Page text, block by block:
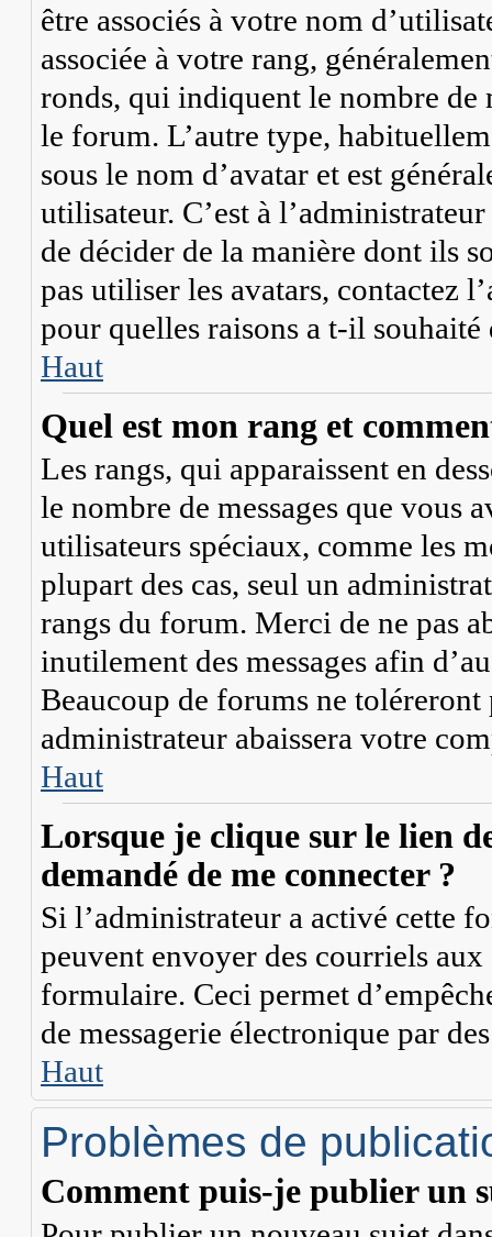
être associés à votre nom
associée à votre rang,
ronds, qui indiquent le nombre de
le forum. L’autre type,
sous le nom d’avatar et est
utilisateur. C’est à
de décider de la manière dont ils
pas utiliser les avatars, contactez
pour quelles raisons a t-il
Haut
Quel est mon rang et
Les rangs, qui apparaissent en
le nombre de messages que vous
utilisateurs spéciaux, comme les
plupart des cas, seul un
rangs du forum. Merci de ne pas
inutilement des messages afin
Beaucoup de forums ne
administrateur abaissera votre
Haut
Lorsque je clique sur le lien
demandé de me connecter ?
Si l’administrateur a activé cette
peuvent envoyer des courriels
formulaire. Ceci permet
de messagerie électronique par
Haut
Problèmes de
Comment puis-je publier un